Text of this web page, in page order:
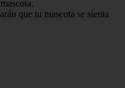
que tu mascota se sienta